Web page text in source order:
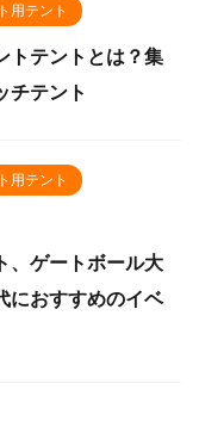
用テント
トテントとは？集
チテント
用テント
、ゲートボール大
におすすめのイベ